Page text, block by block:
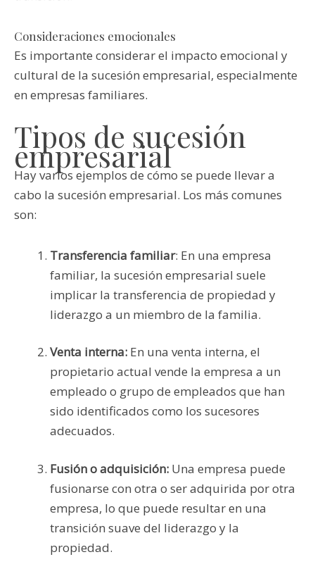
Consideraciones emocionales
Es importante considerar el impacto emocional y
cultural de la sucesión empresarial, especialmente
en empresas familiares.
Tipos de sucesión
empresarial
Hay varios ejemplos de cómo se puede llevar a
cabo la sucesión empresarial. Los más comunes
son:
Transferencia familiar: En una empresa
familiar, la sucesión empresarial suele
implicar la transferencia de propiedad y
liderazgo a un miembro de la familia.
Venta interna: En una venta interna, el
propietario actual vende la empresa a un
empleado o grupo de empleados que han
sido identificados como los sucesores
adecuados.
Fusión o adquisición: Una empresa puede
fusionarse con otra o ser adquirida por otra
empresa, lo que puede resultar en una
transición suave del liderazgo y la
propiedad.